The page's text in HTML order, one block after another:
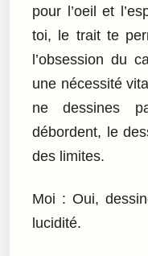
pour l’oeil et
toi, le trait te
l’obsession du
une nécessité
ne dessines
débordent, le
des limites.
Moi : Oui,
lucidité.